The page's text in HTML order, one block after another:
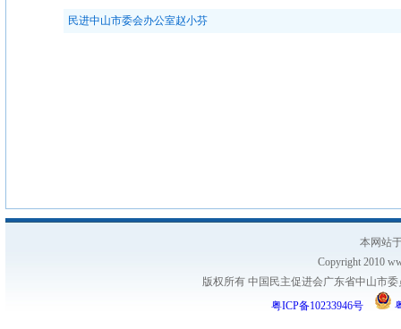
民进中山市委会办公室赵小芬
本网站
Copyright 2010
版权所有 中国民主促进会广东省中山市
粤ICP备10233946号